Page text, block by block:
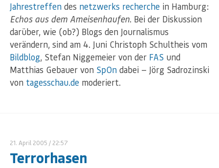
Jahrestreffen des netzwerks recherche in Hamburg:
Echos aus dem Ameisenhaufen. Bei der Diskussion
darüber, wie (ob?) Blogs den Journalismus
verändern, sind am 4. Juni Christoph Schultheis vom
Bildblog, Stefan Niggemeier von der FAS und
Matthias Gebauer von SpOn dabei — Jörg Sadrozinski
von tagesschau.de moderiert.
21. April 2005 / 22:57
Terrorhasen